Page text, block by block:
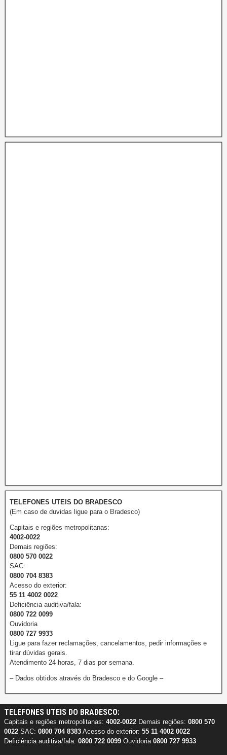
TELEFONES UTEIS DO BRADESCO
(Em caso de duvidas ligue para o Bradesco)
Capitais e regiões metropolitanas:
4002-0022
Demais regiões:
0800 570 0022
SAC:
0800 704 8383
Acesso do exterior:
55 11 4002 0022
Deficiência auditiva/fala:
0800 722 0099
Ouvidoria
0800 727 9933
Ligue para fazer reclamações, cancelamentos, pedir informações e
tirar dúvidas gerais.
Atendimento 24 horas, 7 dias por semana.
– Dados obtidos através do Bradesco e do Google –
TELEFONES UTEIS DO BRADESCO:
Capitais e regiões metropolitanas: 4002-0022 Demais regiões: 0800 570
0022 SAC: 0800 704 8383 Acesso do exterior: 55 11 4002 0022
Deficiência auditiva/fala: 0800 722 0099 Ouvidoria 0800 727 9933